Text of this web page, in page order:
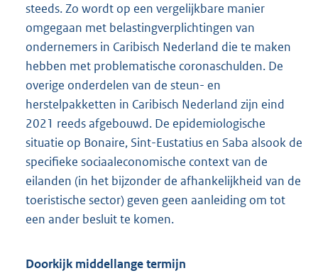
steeds. Zo wordt op een vergelijkbare manier
omgegaan met belastingverplichtingen van
ondernemers in Caribisch Nederland die te maken
hebben met problematische coronaschulden. De
overige onderdelen van de steun- en
herstelpakketten in Caribisch Nederland zijn eind
2021 reeds afgebouwd. De epidemiologische
situatie op Bonaire, Sint-Eustatius en Saba alsook de
specifieke sociaaleconomische context van de
eilanden (in het bijzonder de afhankelijkheid van de
toeristische sector) geven geen aanleiding om tot
een ander besluit te komen.
Doorkijk middellange termijn